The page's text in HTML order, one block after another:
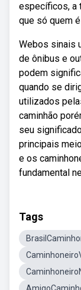
específicos, a
que só quem
Webos sinais
de ônibus e
podem
quando se
utilizados
caminhão
seu
principais
e os
fundamental
Tags